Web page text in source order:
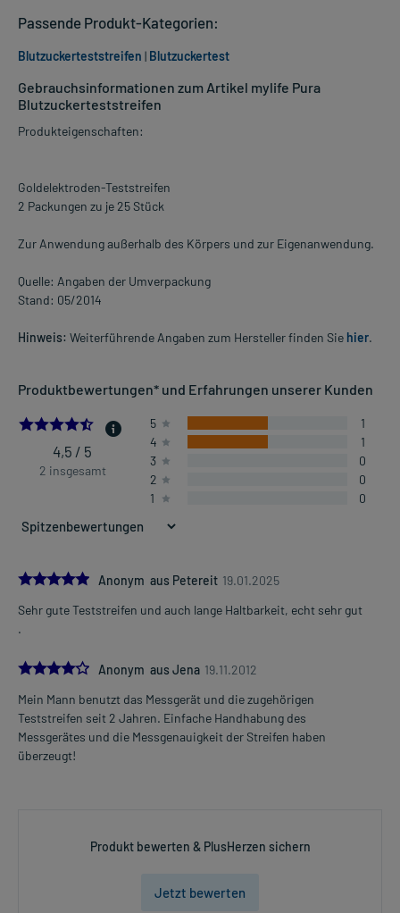
Gebrauchsinformationen zum Artikel mylife Pura
Blutzuckerteststreifen
Produkteigenschaften:
Goldelektroden-Teststreifen
2 Packungen zu je 25 Stück
Zur Anwendung außerhalb des Körpers und zur Eigenanwendung.
Quelle: Angaben der Umverpackung
Stand: 05/2014
Hinweis: Weiterführende Angaben zum Hersteller finden Sie hier.
Produktbewertungen* und Erfahrungen unserer Kunden
4.5
4,5 / 5
2 insgesamt
5
1
4
1
3
0
2
0
1
0
5.0Anonym aus Petereit 19.01.2025
Sehr gute Teststreifen und auch lange Haltbarkeit, echt sehr gut
.
4.0Anonym aus Jena 19.11.2012
Mein Mann benutzt das Messgerät und die zugehörigen
Teststreifen seit 2 Jahren. Einfache Handhabung des
Messgerätes und die Messgenauigkeit der Streifen haben
überzeugt!
Produkt bewerten & PlusHerzen sichern
Jetzt bewerten
Passende Produkt-Kategorien:
Blutzuckerteststreifen | Blutzuckertest